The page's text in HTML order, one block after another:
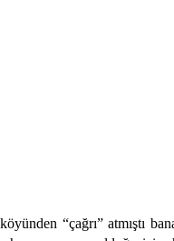
“çağrı” atmıştı